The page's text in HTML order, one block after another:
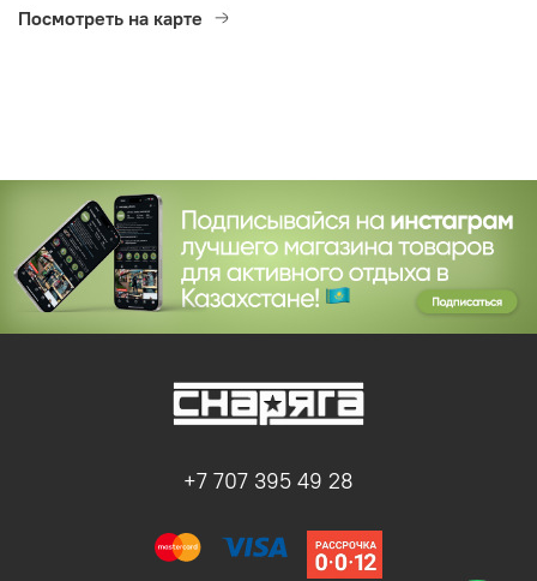
Посмотреть на карте
+7 707 395 49 28